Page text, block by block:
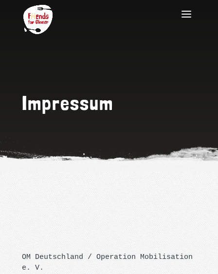
Impressum
OM Deutschland / Operation Mobilisation
e. V.